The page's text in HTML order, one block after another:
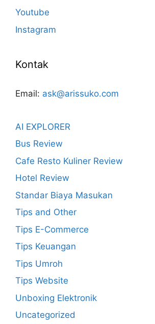
Youtube
Instagram
Kontak
Email: ask@arissuko.com
AI EXPLORER
Bus Review
Cafe Resto Kuliner Review
Hotel Review
Standar Biaya Masukan
Tips and Other
Tips E-Commerce
Tips Keuangan
Tips Umroh
Tips Website
Unboxing Elektronik
Uncategorized